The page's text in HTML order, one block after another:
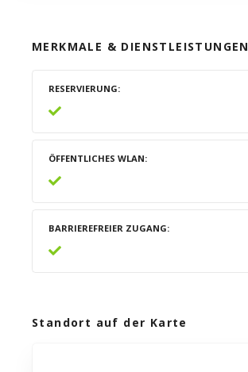
MERKMALE & DIENSTLEISTUNGEN
RESERVIERUNG
ÖFFENTLICHES WLAN
BARRIEREFREIER ZUGANG
Standort auf der Karte